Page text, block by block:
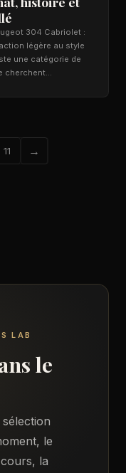
304 Cabriolet :
légère au style
une catégorie de
cherchent…
11 →
LAB
le
le
la